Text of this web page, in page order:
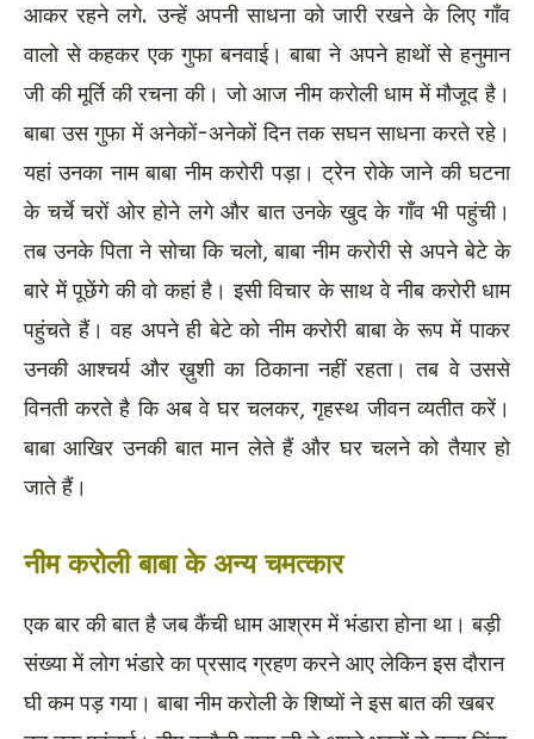
आकर रहने लगे. उन्हें अपनी साधना को जारी रखने के लिए गाँव
वालो से कहकर एक गुफा बनवाई। बाबा ने अपने हाथों से हनुमान
जी की मूर्ति की रचना की। जो आज नीम करोली धाम में मौजूद है।
बाबा उस गुफा में अनेकों-अनेकों दिन तक सघन साधना करते रहे।
यहां उनका नाम बाबा नीम करोरी पड़ा। ट्रेन रोके जाने की घटना
के चर्चे चरों ओर होने लगे और बात उनके खुद के गाँव भी पहुंची।
तब उनके पिता ने सोचा कि चलो, बाबा नीम करोरी से अपने बेटे के
बारे में पूछेंगे की वो कहां है। इसी विचार के साथ वे नीब करोरी धाम
पहुंचते हैं। वह अपने ही बेटे को नीम करोरी बाबा के रूप में पाकर
उनकी आश्चर्य और ख़ुशी का ठिकाना नहीं रहता। तब वे उससे
विनती करते है कि अब वे घर चलकर, गृहस्थ जीवन व्यतीत करें।
बाबा आखिर उनकी बात मान लेते हैं और घर चलने को तैयार हो
जाते हैं।
नीम करोली बाबा के अन्य चमत्कार
एक बार की बात है जब कैंची धाम आश्रम में भंडारा होना था। बड़ी
संख्या में लोग भंडारे का प्रसाद ग्रहण करने आए लेकिन इस दौरान
घी कम पड़ गया। बाबा नीम करोली के शिष्यों ने इस बात की खबर